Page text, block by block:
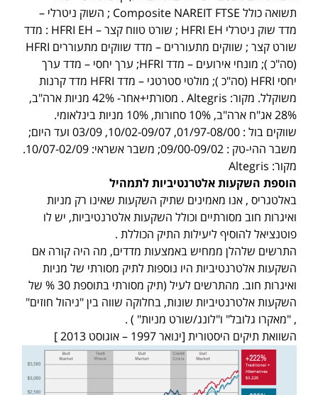
תשואה כולל Composite NAREIT FTSE ; השוק ניטרלי –
מדד שוק ניטרלי HFRI EH ; שורט טווח קצר – HFRI EH : מדד
שורט קצר ; שווקים מתעוררים – מדד שווקים מתעוררים HFRI
(סה"כ ); מונחי אירועים – מדד HFRI; ערך יחסי – מדד ערך
יחסי HFRI (סה"כ ); מולטי סטרטגי – מדד HFRI מדד קרנות
משוקלל. מקור: Altegris . מסורתי+אחר- 42% מניות ארה"ב,
28% אג"ח ארה"ב, 10% סחורות, 10% מניות בינלאומי.
שווקים בול : 01/97-08/00, 10/02-09/07, 03/09 ועד היום;
משבר ההי-טק : 09/00-09/02; משבר אשראי: 10/07-02/09.
מקור: Altegris
הוספת השקעות אלטרנטיביות לתמהיל
באלטגריס , אנו מאמינים שתיק השקעות שאינו רק מניות
ואיגרות חוב מסורתיים וכולל השקעות אלטרנטיביות, יש לו
פוטנציאל להוסיף ליעילות התיק הכוללת .
התרשים שלהלן ממחיש באמצעות מדדים, מה היה קורה אם
השקעות אלטרנטיביות היו נוספות לתיק מסורתי של מניות
ואיגרות חוב. מהתרשים לעיל (תיק מסורתי בתוספת 30 % של
השקעות אלטרנטיביות שונות, בחלוקה שווה בין "ניהול חוזים"
, "מאקרו גלובל" ו"לונג/שורט מניות" ) .
השוואת תיקים היסטורית [ינואר 1997 – אוגוסט 2013 ]